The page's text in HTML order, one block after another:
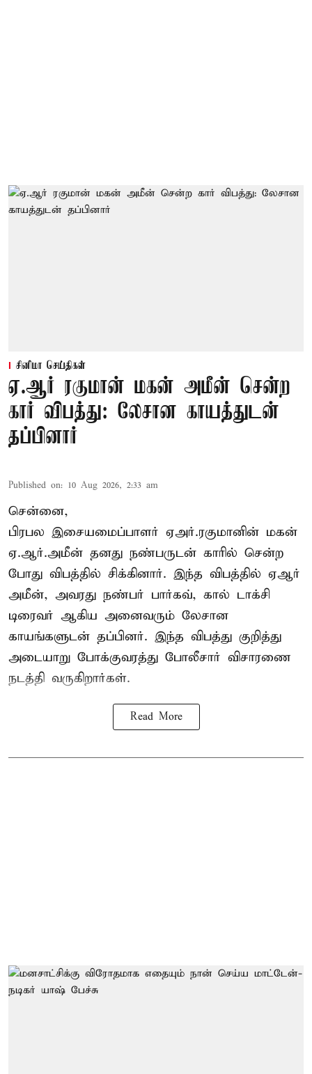
சினிமா செய்திகள்
ஏ.ஆர் ரகுமான் மகன் அமீன் சென்ற
கார் விபத்து: லேசான காயத்துடன்
தப்பினார்
Published on: 10 Aug 2026, 2:33 am
சென்னை,
பிரபல இசையமைப்பாளர் ஏஅர்.ரகுமானின் மகன்
ஏ.ஆர்.அமீன் தனது நண்பருடன் காரில் சென்ற
போது விபத்தில் சிக்கினார். இந்த விபத்தில் ஏஆர்
அமீன், அவரது நண்பர் பார்கவ், கால் டாக்சி
டிரைவர் ஆகிய அனைவரும் லேசான
காயங்களுடன் தப்பினர். இந்த விபத்து குறித்து
அடையாறு போக்குவரத்து போலீசார் விசாரணை
நடத்தி வருகிறார்கள்.
Read More